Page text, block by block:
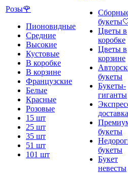
Розы🌹
Пионовидные
Средние
Высокие
Кустовые
В коробке
В корзине
Французские
Белые
Красные
Розовые
15 шт
25 шт
35 шт
51 шт
101 шт
Цветы в
коробке
Цветы в
корзине
букеты
Букеты-
гиганты
доставка
букеты
букеты
Букет
невесты